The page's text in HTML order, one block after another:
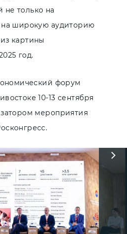
только на
широкую аудиторию
картины
год.
форум
10-13 сентября
мероприятия